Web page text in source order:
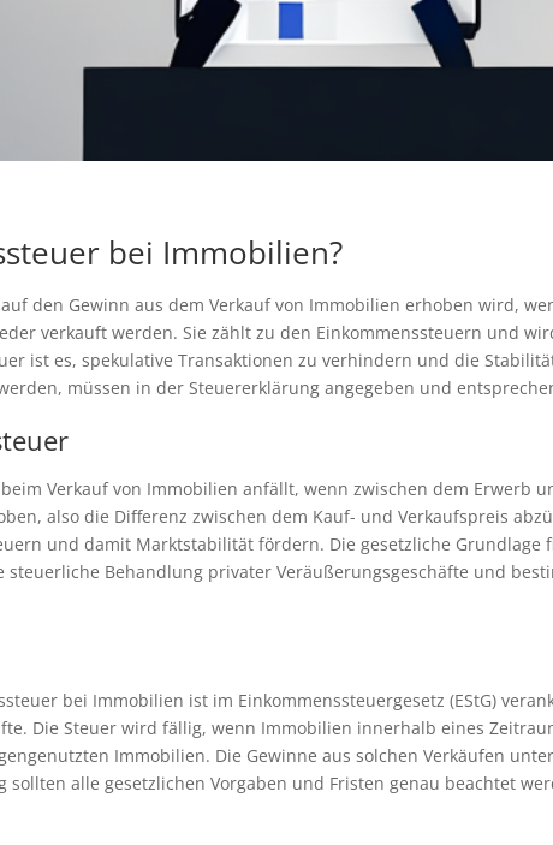
bei Immobilien?
den Gewinn aus dem Verkauf von Immobilien erhoben wird,
verkauft werden. Sie zählt zu den Einkommenssteuern und
ist es, spekulative Transaktionen zu verhindern und die
müssen in der Steuererklärung angegeben und
Verkauf von Immobilien anfällt, wenn zwischen dem Erwerb
also die Differenz zwischen dem Kauf- und Verkaufspreis
und damit Marktstabilität fördern. Die gesetzliche Grundlage
steuerliche Behandlung privater Veräußerungsgeschäfte und
bei Immobilien ist im Einkommenssteuergesetz (EStG)
Die Steuer wird fällig, wenn Immobilien innerhalb eines
Immobilien. Die Gewinne aus solchen Verkäufen
sollten alle gesetzlichen Vorgaben und Fristen genau beachtet